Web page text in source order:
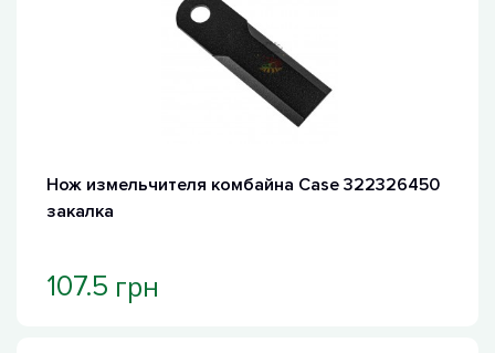
Нож измельчителя комбайна Case 322326450
закалка
107.5 грн